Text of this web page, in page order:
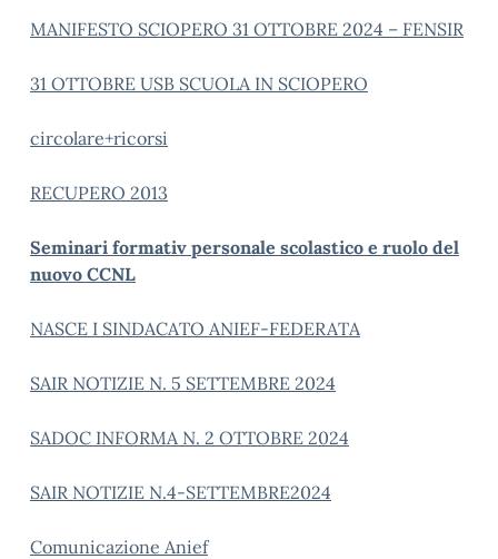
MANIFESTO SCIOPERO 31 OTTOBRE 2024 – FENSIR
31 OTTOBRE USB SCUOLA IN SCIOPERO
circolare+ricorsi
RECUPERO 2013
Seminari formativ personale scolastico e ruolo del
nuovo CCNL
NASCE I SINDACATO ANIEF-FEDERATA
SAIR NOTIZIE N. 5 SETTEMBRE 2024
SADOC INFORMA N. 2 OTTOBRE 2024
SAIR NOTIZIE N.4-SETTEMBRE2024
Comunicazione Anief